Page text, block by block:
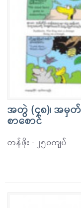
အတွဲ (၄၈)၊ အမှ
စာစောင်
တန်ဖိုး - ၂၅၀ကျပ်